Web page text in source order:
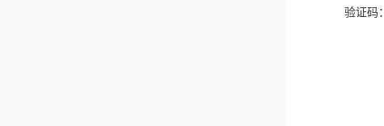
验证码：